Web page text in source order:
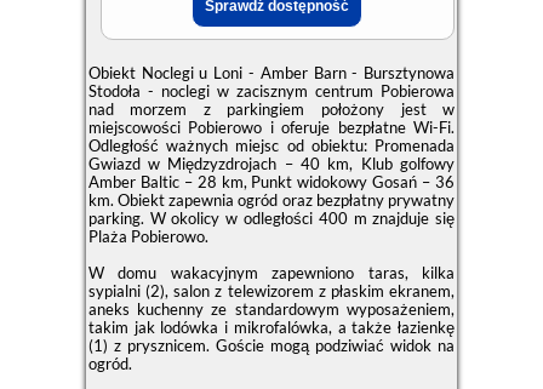
Obiekt Noclegi u Loni - Amber Barn - Bursztynowa
Stodoła - noclegi w zacisznym centrum Pobierowa
nad morzem z parkingiem położony jest w
miejscowości Pobierowo i oferuje bezpłatne Wi-Fi.
Odległość ważnych miejsc od obiektu: Promenada
Gwiazd w Międzyzdrojach – 40 km, Klub golfowy
Amber Baltic – 28 km, Punkt widokowy Gosań – 36
km. Obiekt zapewnia ogród oraz bezpłatny prywatny
parking. W okolicy w odległości 400 m znajduje się
Plaża Pobierowo.
W domu wakacyjnym zapewniono taras, kilka
sypialni (2), salon z telewizorem z płaskim ekranem,
aneks kuchenny ze standardowym wyposażeniem,
takim jak lodówka i mikrofalówka, a także łazienkę
(1) z prysznicem. Goście mogą podziwiać widok na
ogród.